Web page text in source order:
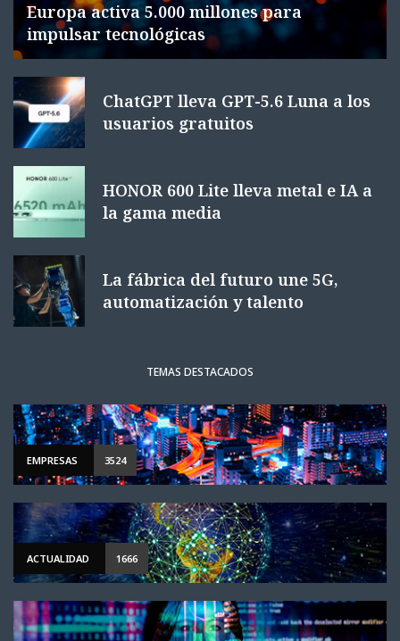
Europa activa 5.000 millones para
impulsar tecnológicas
ChatGPT lleva GPT-5.6 Luna a los
usuarios gratuitos
HONOR 600 Lite lleva metal e IA a
la gama media
La fábrica del futuro une 5G,
automatización y talento
TEMAS DESTACADOS
EMPRESAS 3524
ACTUALIDAD 1666